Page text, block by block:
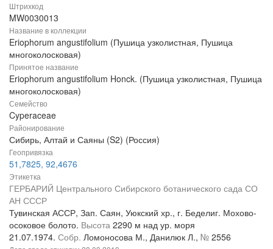
Штрихкод
MW0030013
Название в коллекции
Eriophorum angustifolium (Пушица узколистная, Пушица
многоколосковая)
Принятое название
Eriophorum angustifolium Honck. (Пушица узколистная, Пушица
многоколосковая)
Семейство
Cyperaceae
Районирование
Сибирь, Алтай и Саяны (S2) (Россия)
Геопривязка
51,7825, 92,4676
Этикетка
ГЕРБАРИЙ Центрального Сибирского ботанического сада СО
АН СССР
Тувинская АССР, Зап. Саян, Уюкский хр., г. Беделиг. Мохово-
осоковое болото. Высота 2290 м над ур. моря
21.07.1974. Собр. Ломоносова М., Данилюк Л., № 2556